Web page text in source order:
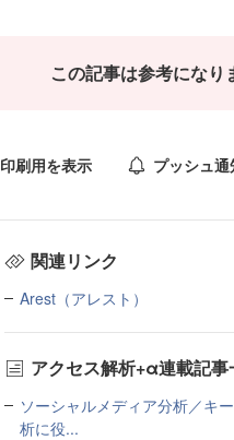
この記事は参考になり
印刷用を表示 プッシュ
関連リンク
Arest（アレスト）
アクセス解析+α連載記事
ソーシャルメディア分析／キ
析に役...